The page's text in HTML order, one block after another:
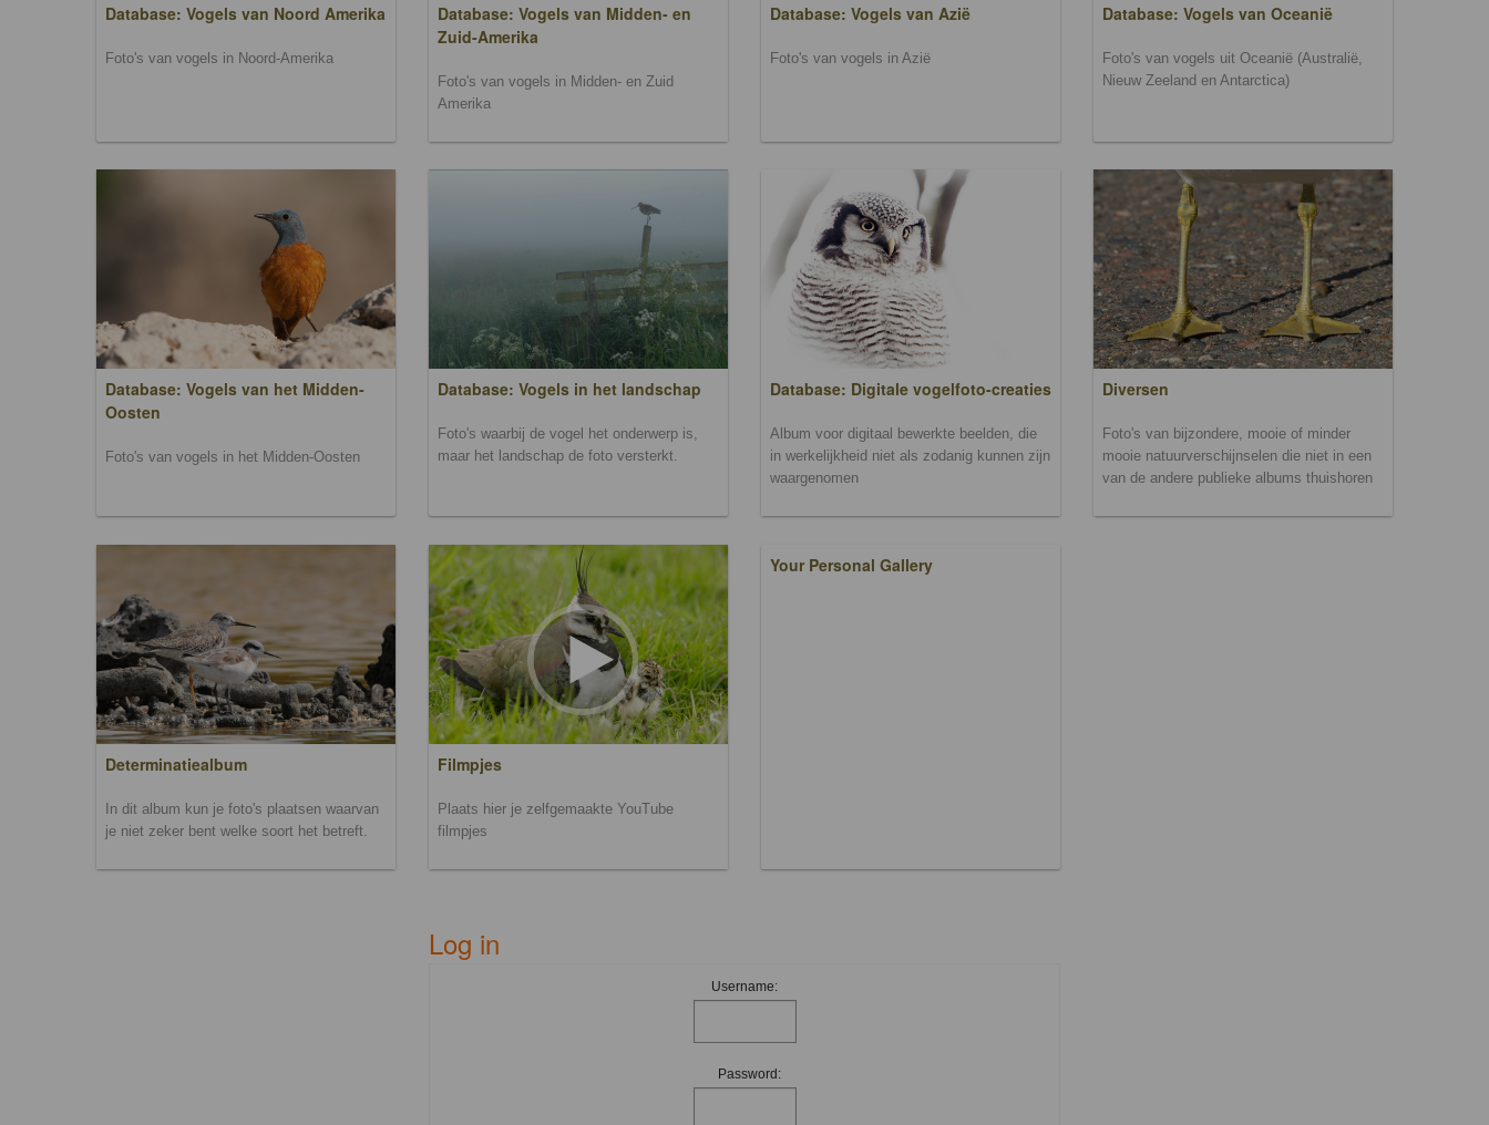
Database: Vogels van Noord Amerika
Foto's van vogels in Noord-Amerika
Database: Vogels van Midden- en
Zuid-Amerika
Foto's van vogels in Midden- en Zuid
Amerika
Database: Vogels van Azië
Foto's van vogels in Azië
Database: Vogels van Oceanië
Foto's van vogels uit Oceanië (Australië,
Nieuw Zeeland en Antarctica)
Database: Vogels van het Midden-
Oosten
Foto's van vogels in het Midden-Oosten
Database: Vogels in het landschap
Foto's waarbij de vogel het onderwerp is,
maar het landschap de foto versterkt.
Database: Digitale vogelfoto-creaties
Album voor digitaal bewerkte beelden, die
in werkelijkheid niet als zodanig kunnen zijn
waargenomen
Diversen
Foto's van bijzondere, mooie of minder
mooie natuurverschijnselen die niet in een
van de andere publieke albums thuishoren
Determinatiealbum
In dit album kun je foto's plaatsen waarvan
je niet zeker bent welke soort het betreft.
Filmpjes
Plaats hier je zelfgemaakte YouTube
filmpjes
Your Personal Gallery
Log in
Username:
Password: